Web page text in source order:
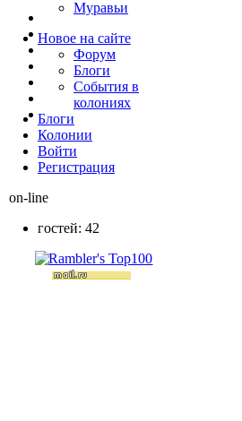
Муравьи
Новое на сайте
Форум
Блоги
События в
колониях
Блоги
Колонии
Войти
Peгиcтpaция
on-line
гостей: 42